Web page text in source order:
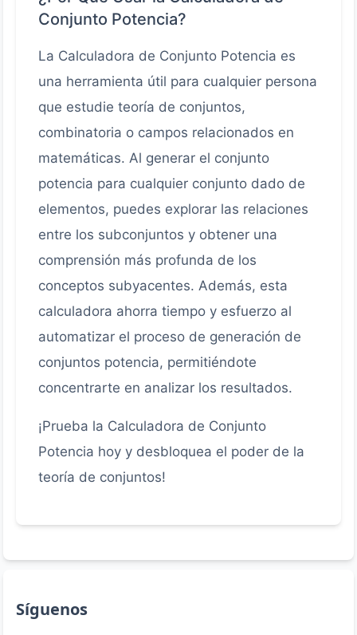
Conjunto Potencia?
La Calculadora de Conjunto Potencia es
una herramienta útil para cualquier persona
que estudie teoría de conjuntos,
combinatoria o campos relacionados en
matemáticas. Al generar el conjunto
potencia para cualquier conjunto dado de
elementos, puedes explorar las relaciones
entre los subconjuntos y obtener una
comprensión más profunda de los
conceptos subyacentes. Además, esta
calculadora ahorra tiempo y esfuerzo al
automatizar el proceso de generación de
conjuntos potencia, permitiéndote
concentrarte en analizar los resultados.
¡Prueba la Calculadora de Conjunto
Potencia hoy y desbloquea el poder de la
teoría de conjuntos!
Síguenos